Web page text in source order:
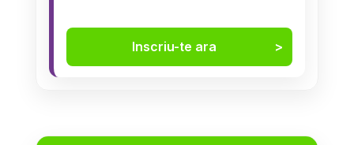
Inscriu-te ara